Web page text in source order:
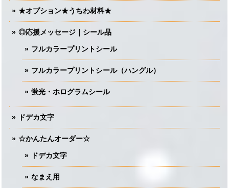
★オプション★うちわ材料★
◎応援メッセージ｜シール品
フルカラープリントシール
フルカラープリントシール（ハングル）
蛍光・ホログラムシール
ドデカ文字
☆かんたんオーダー☆
ドデカ文字
なまえ用